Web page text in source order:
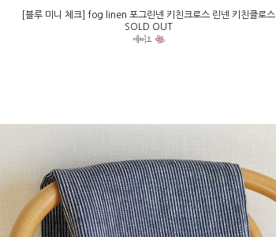
[블루 미니 체크] fog linen 포그린넨 키친크로스 린넨 키친클로스
SOLD OUT